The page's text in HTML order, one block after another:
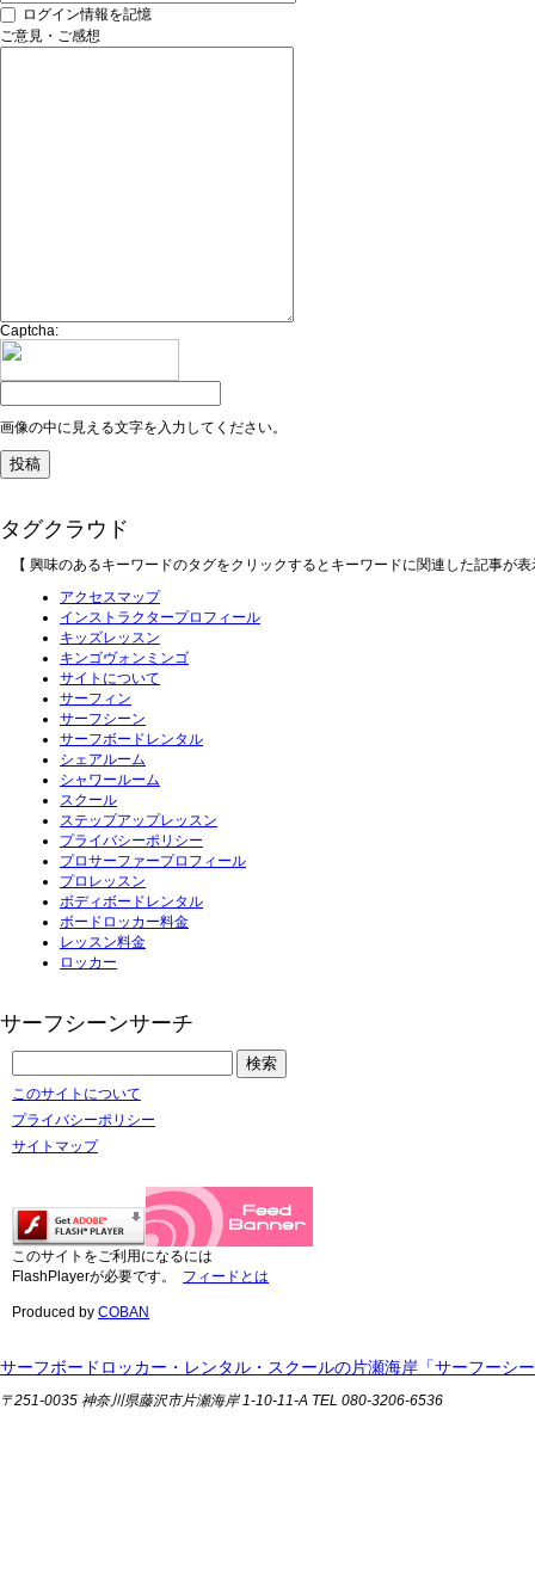
ログイン情報を記憶
ご意見・ご感想
Captcha:
画像の中に見える文字を入力してください。
タグクラウド
【 興味のあるキーワードのタグをクリックするとキーワードに関連した記事が
アクセスマップ
インストラクタープロフィール
キッズレッスン
キンゴヴォンミンゴ
サイトについて
サーフィン
サーフシーン
サーフボードレンタル
シェアルーム
シャワールーム
スクール
ステップアップレッスン
プライバシーポリシー
プロサーファープロフィール
プロレッスン
ボディボードレンタル
ボードロッカー料金
レッスン料金
ロッカー
サーフシーンサーチ
このサイトについて
プライバシーポリシー
サイトマップ
このサイトをご利用になるには
FlashPlayerが必要です。 フィードとは
Produced by COBAN
サーフボードロッカー・レンタル・スクールの片瀬海岸「サーフーシ
〒251-0035 神奈川県藤沢市片瀬海岸 1-10-11-A TEL 080-3206-6536